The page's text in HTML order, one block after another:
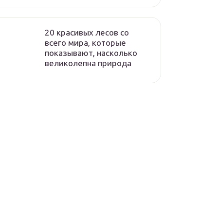
20 красивых лесов со
всего мира, которые
показывают, насколько
великолепна природа